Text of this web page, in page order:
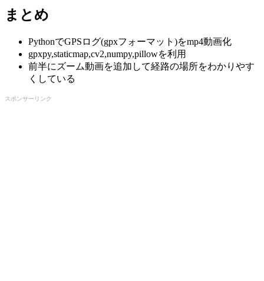
まとめ
PythonでGPSログ(gpxフォーマット)をmp4動画化
gpxpy,staticmap,cv2,numpy,pillowを利用
前半にズーム動画を追加して経路の場所をわかりやす
くしている
スポンサーリンク